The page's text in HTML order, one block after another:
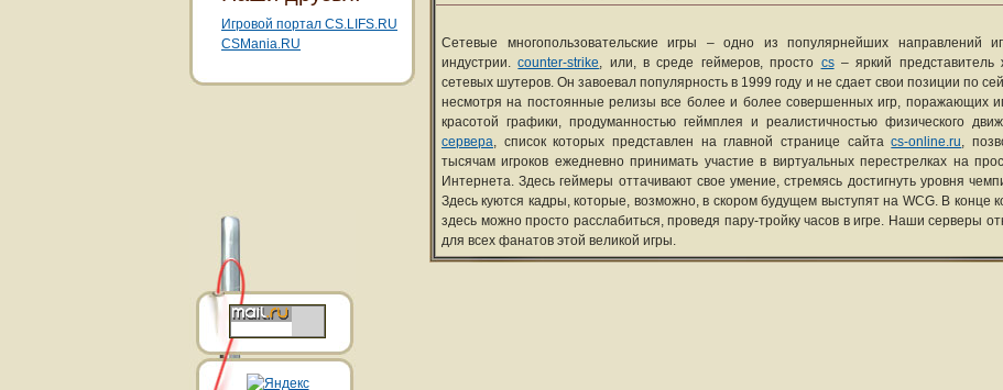
Сетевые многопользовательские игры – одно из популярнейших направлений
индустрии.counter-strike, или, в среде геймеров, просто cs– яркий представитель
сетевых шутеров. Он завоевал популярность в 1999 году и не сдает свои позиции по
несмотря на постоянные релизы все более и более совершенных игр, поражающих
красотой графики, продуманностью геймплея и реалистичностью физического
сервера, список которых представлен на главной странице сайтаcs-online.ru,
тысячам игроков ежедневно принимать участие в виртуальных перестрелках на
Интернета. Здесь геймеры оттачивают свое умение, стремясь достигнуть уровня
Здесь куются кадры, которые, возможно, в скором будущем выступят на WCG. В конце
здесь можно просто расслабиться, проведя пару-тройку часов в игре. Наши серверы
для всех фанатов этой великой игры.
Игровой портал CS.LIFS.RU
CSMania.RU